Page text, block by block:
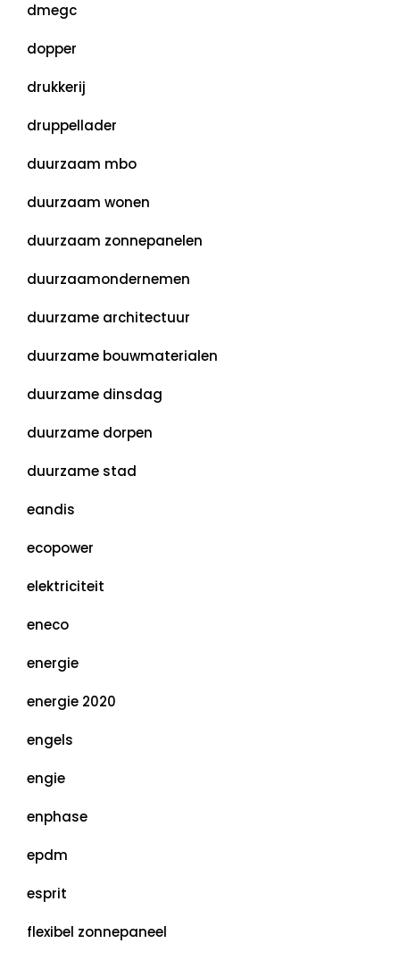
dmegc
dopper
drukkerij
druppellader
duurzaam mbo
duurzaam wonen
duurzaam zonnepanelen
duurzaamondernemen
duurzame architectuur
duurzame bouwmaterialen
duurzame dinsdag
duurzame dorpen
duurzame stad
eandis
ecopower
elektriciteit
eneco
energie
energie 2020
engels
engie
enphase
epdm
esprit
flexibel zonnepaneel